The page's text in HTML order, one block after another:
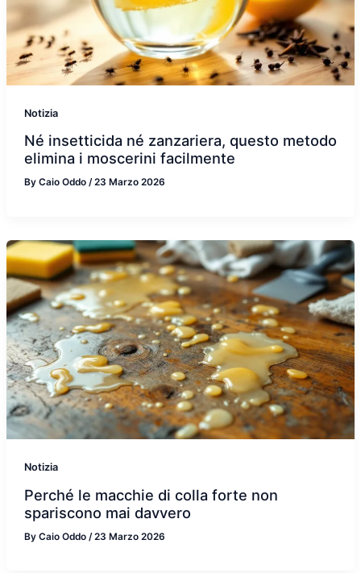
Notizia
Né insetticida né zanzariera, questo metodo
elimina i moscerini facilmente
By Caio Oddo /23 Marzo 2026
Notizia
Perché le macchie di colla forte non
spariscono mai davvero
By Caio Oddo /23 Marzo 2026